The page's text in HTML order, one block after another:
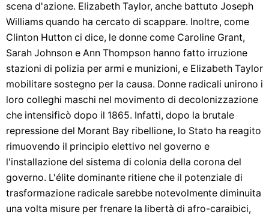
scena d'azione. Elizabeth Taylor, anche battuto Joseph
Williams quando ha cercato di scappare. Inoltre, come
Clinton Hutton ci dice, le donne come Caroline Grant,
Sarah Johnson e Ann Thompson hanno fatto irruzione
stazioni di polizia per armi e munizioni, e Elizabeth Taylor
mobilitare sostegno per la causa. Donne radicali unirono i
loro colleghi maschi nel movimento di decolonizzazione
che intensificò dopo il 1865. Infatti, dopo la brutale
repressione del Morant Bay ribellione, lo Stato ha reagito
rimuovendo il principio elettivo nel governo e
l'installazione del sistema di colonia della corona del
governo. L'élite dominante ritiene che il potenziale di
trasformazione radicale sarebbe notevolmente diminuita
una volta misure per frenare la libertà di afro-caraibici,